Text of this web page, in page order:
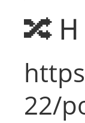
🔀
22/